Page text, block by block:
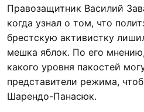
Правозащитник Василий
когда узнал о том, что
брестскую активистку
мешка яблок. По его
какого уровня пакостей
представители режима,
Шарендо-Панасюк.